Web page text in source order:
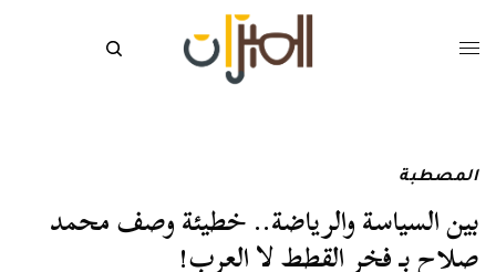
المصطبة
بين السياسة والرياضة.. خطيئة وصف محمد
صلاح بـ فخر القطط لا العرب!